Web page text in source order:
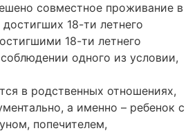
совместное проживание в
18-ти летнего
18-ти летнего
одного из условии,
в родственных отношениях,
а именно – ребенок с
попечителем,